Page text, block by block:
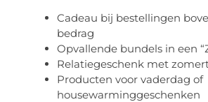
Cadeau bij bestellingen
bedrag
Opvallende bundels in een
Relatiegeschenk met
Producten voor vaderdag of
housewarminggeschenken